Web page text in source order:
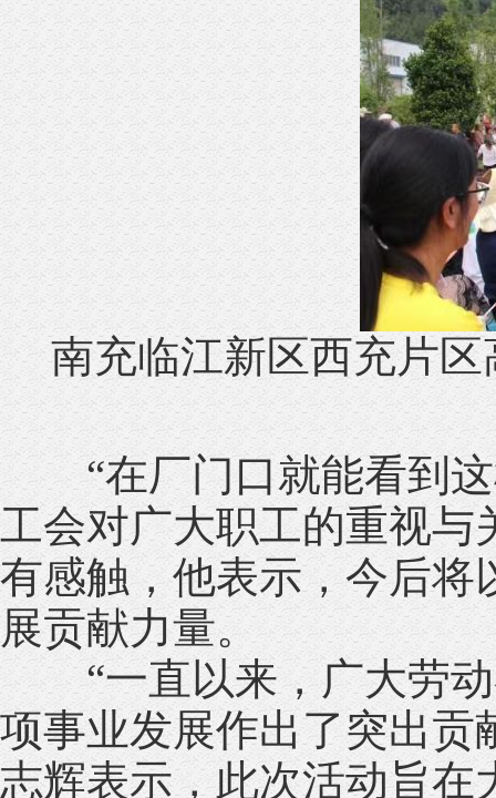
南充临江新区西充片
“在厂门口就能看到这
工会对广大职工的重视与
有感触，他表示，今后将
展贡献力量。
“一直以来，广大劳动
项事业发展作出了突出贡
志辉表示，此次活动旨在